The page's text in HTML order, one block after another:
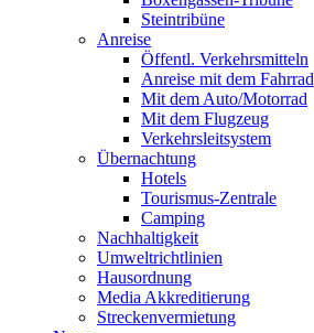
Steintribüne
Anreise
Öffentl. Verkehrsmitteln
Anreise mit dem Fahrrad
Mit dem Auto/Motorrad
Mit dem Flugzeug
Verkehrsleitsystem
Übernachtung
Hotels
Tourismus-Zentrale
Camping
Nachhaltigkeit
Umweltrichtlinien
Hausordnung
Media Akkreditierung
Streckenvermietung